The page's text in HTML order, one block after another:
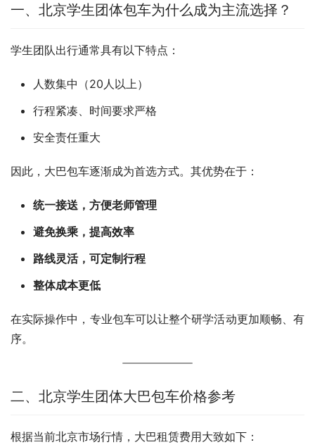
一、北京学生团体包车为什么成为主流选择？
学生团队出行通常具有以下特点：
人数集中（20人以上）
行程紧凑、时间要求严格
安全责任重大
因此，大巴包车逐渐成为首选方式。其优势在于：
统一接送，方便老师管理
避免换乘，提高效率
路线灵活，可定制行程
整体成本更低
在实际操作中，专业包车可以让整个研学活动更加顺畅、有
序。
二、北京学生团体大巴包车价格参考
根据当前北京市场行情，大巴租赁费用大致如下：